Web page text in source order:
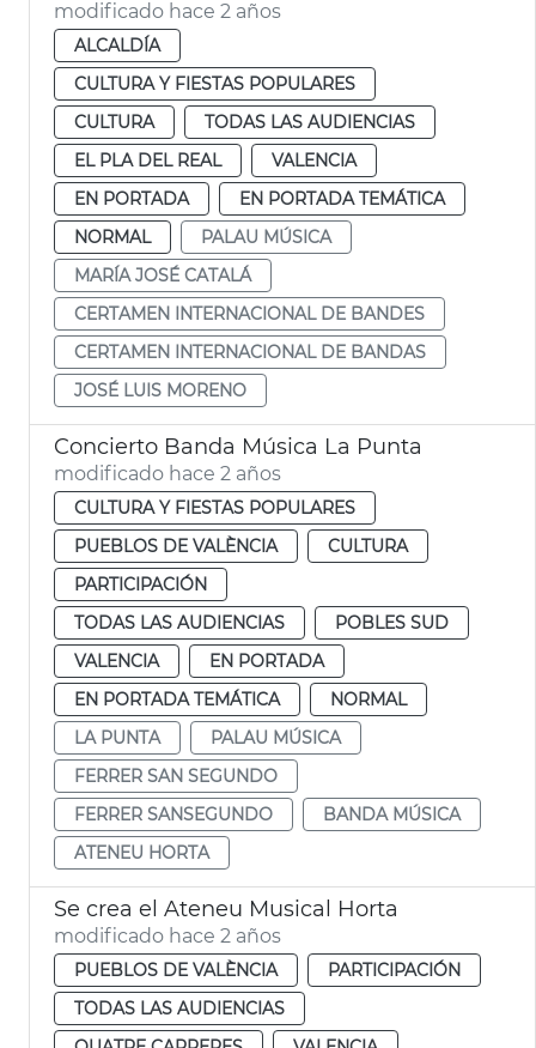
modificado hace 2 años
ALCALDÍA
CULTURA Y FIESTAS POPULARES
CULTURA
TODAS LAS AUDIENCIAS
EL PLA DEL REAL
VALENCIA
EN PORTADA
EN PORTADA TEMÁTICA
NORMAL
PALAU MÚSICA
MARÍA JOSÉ CATALÁ
CERTAMEN INTERNACIONAL DE BANDES
CERTAMEN INTERNACIONAL DE BANDAS
JOSÉ LUIS MORENO
Concierto Banda Música La Punta
modificado hace 2 años
CULTURA Y FIESTAS POPULARES
PUEBLOS DE VALÈNCIA
CULTURA
PARTICIPACIÓN
TODAS LAS AUDIENCIAS
POBLES SUD
VALENCIA
EN PORTADA
EN PORTADA TEMÁTICA
NORMAL
LA PUNTA
PALAU MÚSICA
FERRER SAN SEGUNDO
FERRER SANSEGUNDO
BANDA MÚSICA
ATENEU HORTA
Se crea el Ateneu Musical Horta
modificado hace 2 años
PUEBLOS DE VALÈNCIA
PARTICIPACIÓN
TODAS LAS AUDIENCIAS